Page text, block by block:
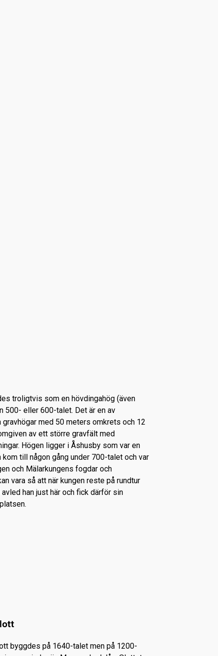
troligtvis som en hövdingahög (även
500- eller 600-talet. Det är en av
med 50 meters omkrets och 12
av ett större gravfält med
Högen ligger i Åshusby som var en
kom till någon gång under 700-talet och var
och Mälarkungens fogdar och
vara så att när kungen reste på rundtur
han just här och fick därför sin
byggdes på 1640-talet men på 1200-